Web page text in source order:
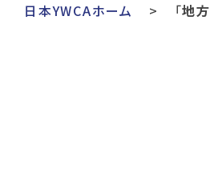
日本YWCAホーム 「地方